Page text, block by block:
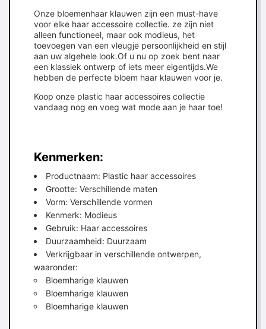
Onze bloemenhaar klauwen zijn een must-have
voor elke haar accessoire collectie. ze zijn niet
alleen functioneel, maar ook modieus, het
toevoegen van een vleugje persoonlijkheid en stijl
aan uw algehele look.Of u nu op zoek bent naar
een klassiek ontwerp of iets meer eigentijds.We
hebben de perfecte bloem haar klauwen voor je.
Koop onze plastic haar accessoires collectie
vandaag nog en voeg wat mode aan je haar toe!
Kenmerken:
Productnaam: Plastic haar accessoires
Grootte: Verschillende maten
Vorm: Verschillende vormen
Kenmerk: Modieus
Gebruik: Haar accessoires
Duurzaamheid: Duurzaam
Verkrijgbaar in verschillende ontwerpen,
waaronder:
Bloemharige klauwen
Bloemharige klauwen
Bloemharige klauwen